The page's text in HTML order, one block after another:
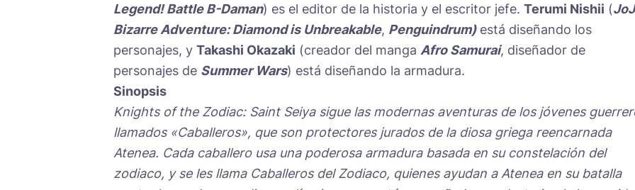
Legend! Battle B-Daman) es el editor de la historia y el escritor jefe. Terumi Nishii (
Bizarre Adventure: Diamond is Unbreakable, Penguindrum)está diseñando los
personajes, y Takashi Okazaki (creador del manga Afro Samurai, diseñador de
personajes de Summer Wars) está diseñando la armadura.
Sinopsis
Knights of the Zodiac: Saint Seiya sigue las modernas aventuras de los jóvenes
llamados «Caballeros», que son protectores jurados de la diosa griega reencarnada
Atenea. Cada caballero usa una poderosa armadura basada en su constelación del
zodiaco, y se les llama Caballeros del Zodiaco, quienes ayudan a Atenea en su batalla